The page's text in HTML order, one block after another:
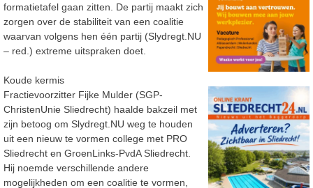
formatietafel gaan zitten. De partij maakt zich
zorgen over de stabiliteit van een coalitie
waarvan volgens hen één partij (Slydregt.NU
– red.) extreme uitspraken doet.
Koude kermis
Fractievoorzitter Fijke Mulder (SGP-
ChristenUnie Sliedrecht) haalde bakzeil met
zijn betoog om Slydregt.NU weg te houden
uit een nieuw te vormen college met PRO
Sliedrecht en GroenLinks-PvdA Sliedrecht.
Hij noemde verschillende andere
mogelijkheden om een coalitie te vormen,